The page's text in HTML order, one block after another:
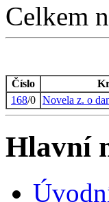
Celkem
Číslo
168/0 Novela z. o
Hlavní